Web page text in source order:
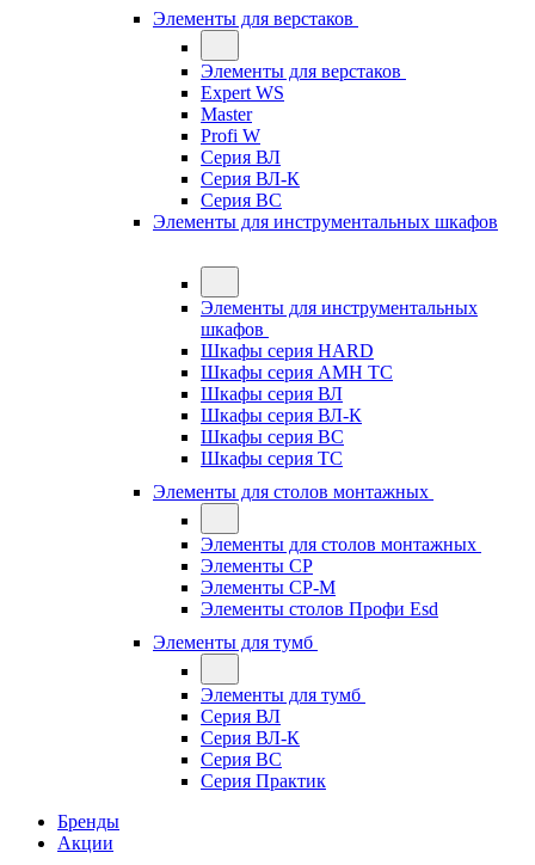
Элементы для верстаков
Элементы для верстаков
Expert WS
Master
Profi W
Серия ВЛ
Серия ВЛ-К
Серия ВС
Элементы для инструментальных шкафов
Элементы для инструментальных
шкафов
Шкафы серия HARD
Шкафы серия АМН ТС
Шкафы серия ВЛ
Шкафы серия ВЛ-К
Шкафы серия ВС
Шкафы серия ТС
Элементы для столов монтажных
Элементы для столов монтажных
Элементы СР
Элементы СР-М
Элементы столов Профи Esd
Элементы для тумб
Элементы для тумб
Серия ВЛ
Серия ВЛ-К
Серия ВС
Серия Практик
Бренды
Акции